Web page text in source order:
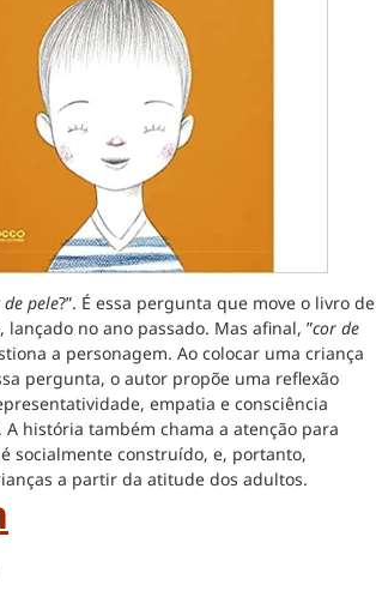
pele?”. É essa pergunta que move o livro de
lançado no ano passado. Mas afinal, ”cor de
a personagem. Ao colocar uma criança
pergunta, o autor propõe uma reflexão
empatia e consciência
história também chama a atenção para
socialmente construído, e, portanto,
a partir da atitude dos adultos.